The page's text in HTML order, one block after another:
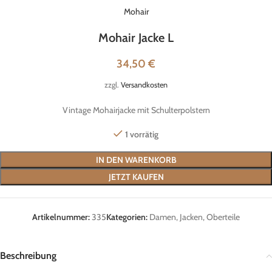
Mohair
Mohair Jacke L
34,50 €
zzgl. Versandkosten
Vintage Mohairjacke mit Schulterpolstern
1 vorrätig
IN DEN WARENKORB
JETZT KAUFEN
Artikelnummer:335Kategorien: Damen, Jacken,Oberteile
Beschreibung